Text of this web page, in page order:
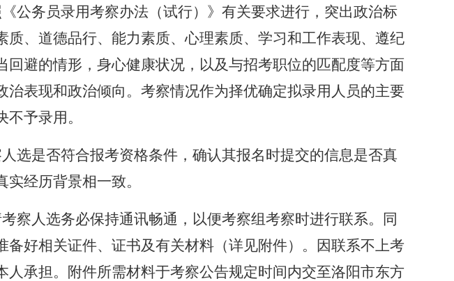
公务员录用考察办法（试行）》有关要求进行，突出政治标
质、道德品行、能力素质、心理素质、学习和工作表现、遵纪
回避的情形，身心健康状况，以及与招考职位的匹配度等方面
治表现和政治倾向。考察情况作为择优确定拟录用人员的主要
予录用。
选是否符合报考资格条件，确认其报名时提交的信息是否真
经历背景相一致。
察人选务必保持通讯畅通，以便考察组考察时进行联系。同
备好相关证件、证书及有关材料（详见附件）
。因联系不上考
人承担。附件所需材料于考察公告规定时间内交至洛阳市东方